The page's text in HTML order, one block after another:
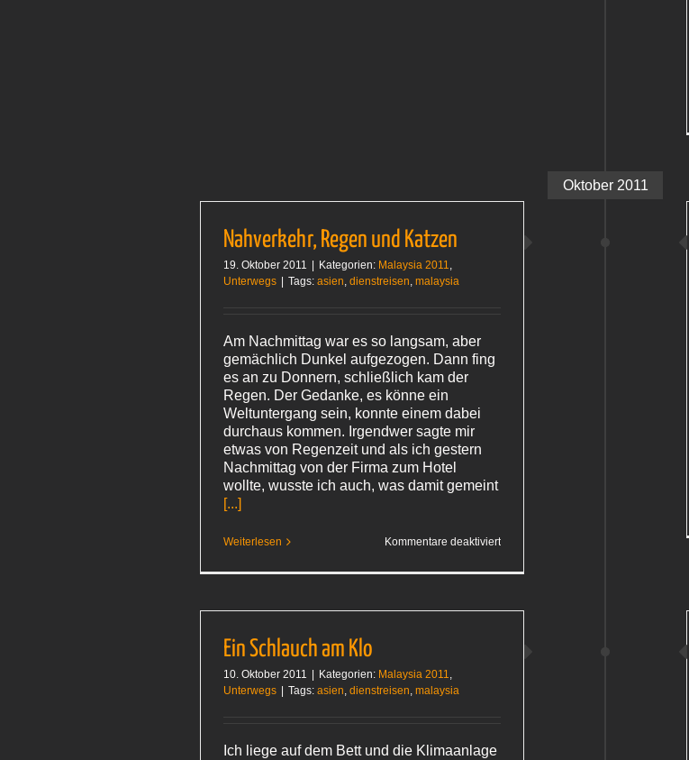
Oktober 2011
Nahverkehr, Regen und Katzen
19. Oktober 2011 Kategorien: Malaysia 2011,
Unterwegs
Tags: asien, dienstreisen, malaysia
Am Nachmittag war es so langsam, aber
gemächlich Dunkel aufgezogen. Dann fing
es an zu Donnern, schließlich kam der
Regen. Der Gedanke, es könne ein
Weltuntergang sein, konnte einem dabei
durchaus kommen. Irgendwer sagte mir
etwas von Regenzeit und als ich gestern
Nachmittag von der Firma zum Hotel
wollte, wusste ich auch, was damit gemeint
[...]
Weiterlesen Kommentare deaktiviertfür
Ein Schlauch am Klo
10. Oktober 2011 Kategorien: Malaysia 2011,
Unterwegs
Tags: asien, dienstreisen, malaysia
Ich liege auf dem Bett und die Klimaanlage